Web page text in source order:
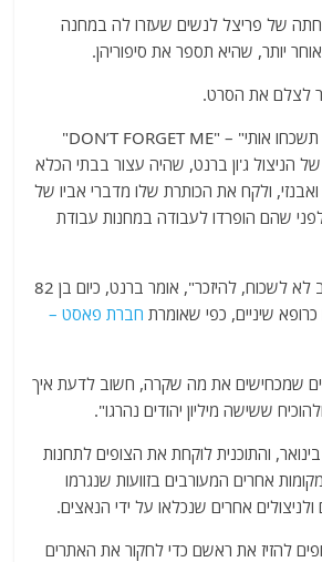
של פריצל לנשים שעזרו לה במחנה
יותר, שהיא תספר את סיפוריהן.
לצלם את הסרט.
הסרט השני נקרא "אל תשכחו אותי" – "DON’T FORGET ME"
של הניצול ג'ון ברנט, שהיה עצור בבתי הכלא
ואבנזי, ולקח את הכותרת שלו מדברי אביו של
לפני שהם הופרדו לעבודה במחנות עבודת
" תמיד הרגשתי שחשוב לא לשכוח, להיזכר", אומר ברנט, כיום בן 82
שיניים, כפי שאומרת חברת פאסט –
שמכחישים את מה שקרה, חשוב לדעת איך
ששישה מיליון יהודים נהרגו".
המופעים יתחילו ב-27 בינואר, והתוכנית לוקחת את הצופים לתחנות
אחרים המעורבים בזוועות שנגרמו
אחרים שנכלאו על ידי הנאצים.
להזיז את ראשם כדי לחקור את האתרים